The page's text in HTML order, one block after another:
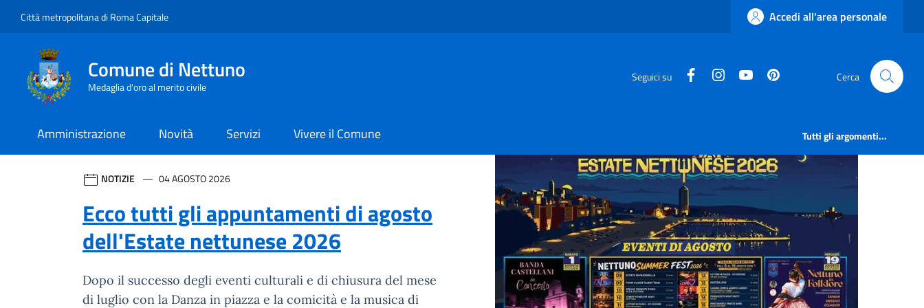
Città metropolitana di Roma Capitale Accedi all'area personale
Comune di Nettuno
Medaglia d'oro al merito civile
Seguici su facebookinstagramcanale youtube Cerca
Amministrazione Novità Servizi Vivere il Comune Tutti gli argomenti...
Comune di Nettuno
Contenuti in evidenza
NOTIZIE 04 AGOSTO 2026
Ecco tutti gli appuntamenti di agosto
dell'Estate nettunese 2026
Dopo il successo degli eventi culturali e di chiusura del mese
di luglio con la Danza in piazza e la comicità e la musica di